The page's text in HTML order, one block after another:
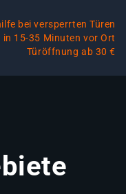
bei versperrten Türen
15-35 Minuten vor Ort
Türöffnung ab 30 €